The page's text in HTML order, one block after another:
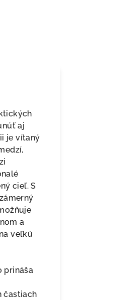
aj
je vítaný
cieľ. S
a
veľkú
prináša
častiach